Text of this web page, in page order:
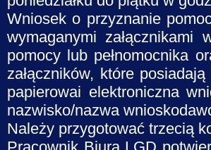
Wniosek o przyznanie
wymaganymi
pomocy lub pełnomocnika
załączników, które
papierowai elektroniczna
nazwisko/nazwa
Należy przygotować trzecią